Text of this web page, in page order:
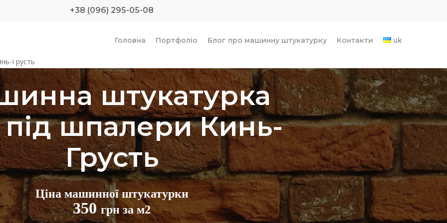
+38 (096) 295-05-08
Головна Портфоліо Блог про машинну штукатурку Контакти uk
Грусть
штукатурка
під шпалери Кинь-
Грусть
Ціна машинної штукатурки
350грн за м2